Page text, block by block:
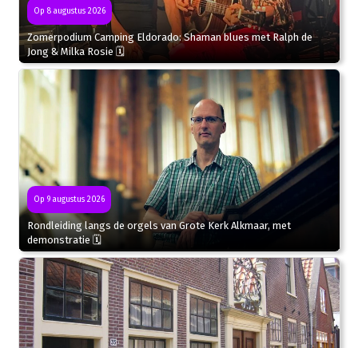
Op 8 augustus 2026
Zomerpodium Camping Eldorado: Shaman blues met Ralph de
Jong & Milka Rosie 🗓
Op 9 augustus 2026
Rondleiding langs de orgels van Grote Kerk Alkmaar, met
demonstratie 🗓